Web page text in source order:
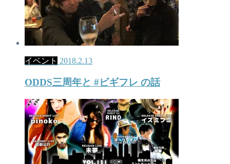
イベント 2018.2.13
ODDS三周年と #ビギフレ の話